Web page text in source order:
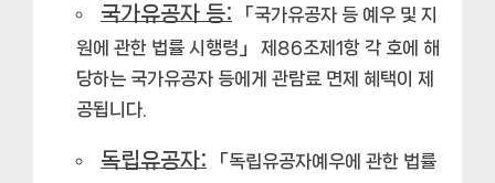
국가유공자 등: 「국가유공자 등 예우 및 지
원에 관한 법률 시행령」 제86조제1항 각 호에 해
당하는 국가유공자 등에게 관람료 면제 혜택이 제
공됩니다.
독립유공자: 「독립유공자예우에 관한 법률